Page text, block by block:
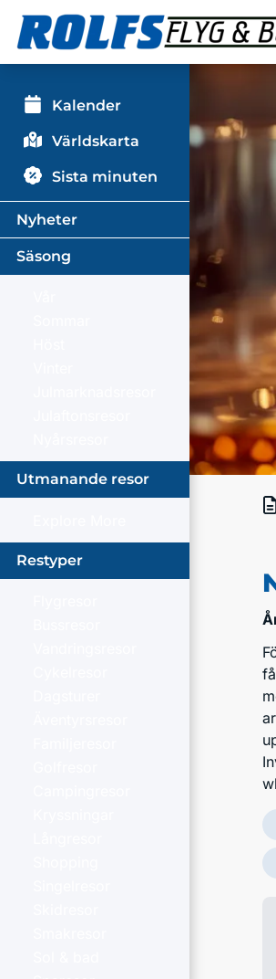
Kalender
Världskarta
Sista minuten
Nyheter
Säsong
Utmanande resor
Restyper